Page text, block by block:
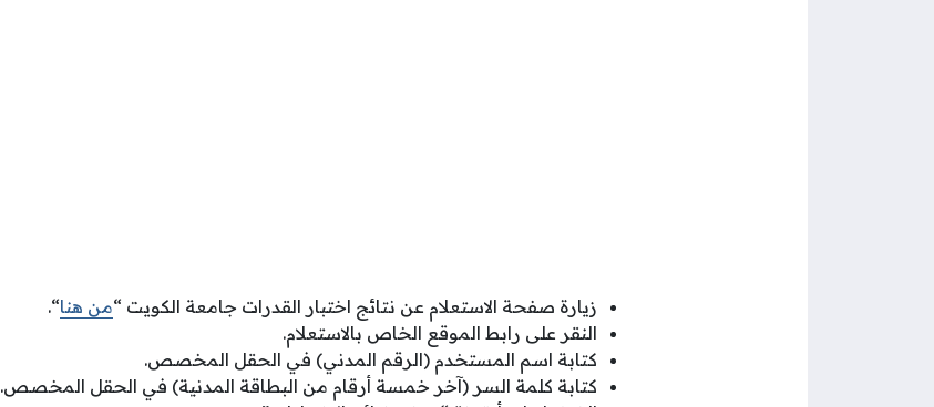
زيارة صفحة الاستعلام عن نتائج اختبار القدرات جامعة الكويت “من هنا“.
النقر على رابط الموقع الخاص بالاستعلام.
كتابة اسم المستخدم (الرقم المدني) في الحقل المخصص.
كتابة كلمة السر (آخر خمسة أرقام من البطاقة المدنية) في الحقل المخصص.